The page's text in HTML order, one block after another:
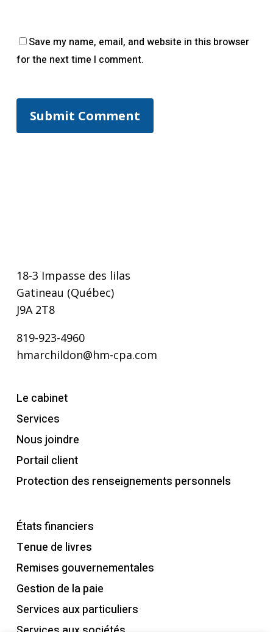
Save my name, email, and website in this browser
for the next time I comment.
18-3 Impasse des lilas
Gatineau (Québec)
J9A 2T8
819-923-4960
hmarchildon@hm-cpa.com
Le cabinet
Services
Nous joindre
Portail client
Protection des renseignements personnels
États financiers
Tenue de livres
Remises gouvernementales
Gestion de la paie
Services aux particuliers